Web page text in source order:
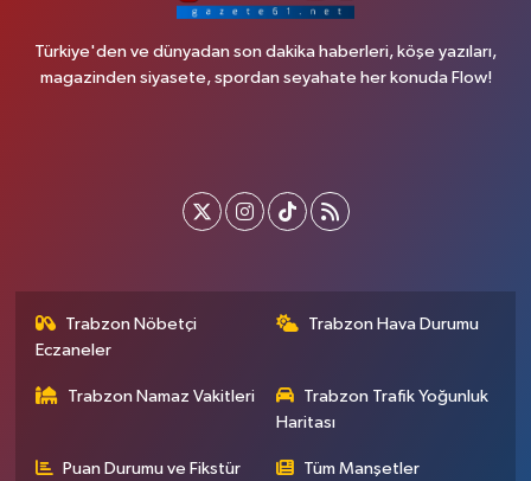
Türkiye'den ve dünyadan son dakika haberleri, köşe yazıları,
magazinden siyasete, spordan seyahate her konuda Flow!
Trabzon Nöbetçi
Eczaneler
Trabzon Hava Durumu
Trabzon Namaz Vakitleri
Trabzon Trafik Yoğunluk
Haritası
Puan Durumu ve Fikstür Tüm Manşetler